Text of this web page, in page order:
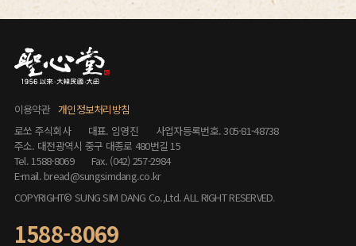
이용약관 개인정보처리방침
로쏘 주식회사
대표. 임영진
사업자등록번호. 305-81-48738
주소. 대전광역시 중구 대종로 480번길 15
Tel. 1588-8069
Fax. (042) 257-2984
E-mail. bread@sungsimdang.co.kr
COPYRIGHT© SUNG SIM DANG Co.,Ltd. ALL RIGHT RESERVED.
1588-8069